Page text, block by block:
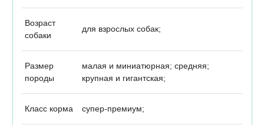
Возраст
собаки
для взрослых собак;
Размер
породы
малая и миниатюрная; средняя;
крупная и гигантская;
Класс корма супер-премиум;